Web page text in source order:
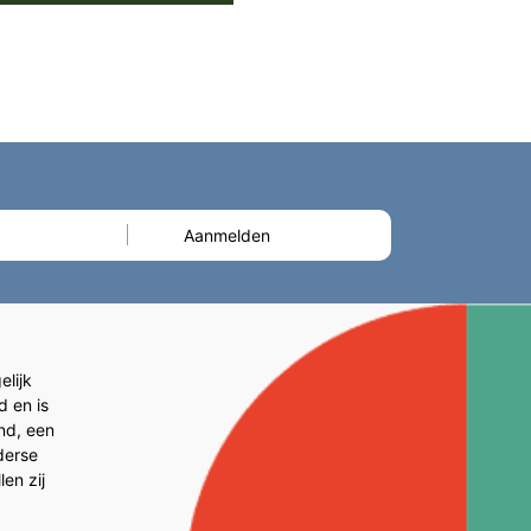
en is
een
zij